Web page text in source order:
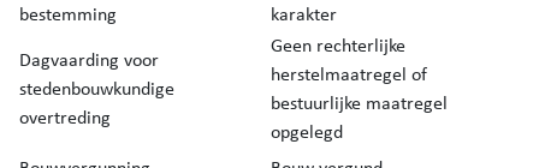
bestemming
karakter
Dagvaarding voor
stedenbouwkundige
overtreding
Geen rechterlijke
herstelmaatregel of
bestuurlijke maatregel
opgelegd